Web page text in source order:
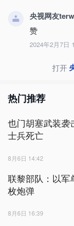
央视网友
赞
2024年2月7日
打开
热门推荐
也门胡塞武装袭
士兵死亡
8月6日 14:42
联黎部队：以军
枚炮弹
8月6日 16:39